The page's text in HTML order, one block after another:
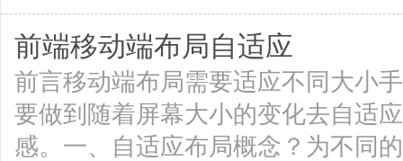
前端移动端布局自适应
前言移动端布局需要适应不同大小
要做到随着屏幕大小的变化去自适
感。一、自适应布局概念？为不同